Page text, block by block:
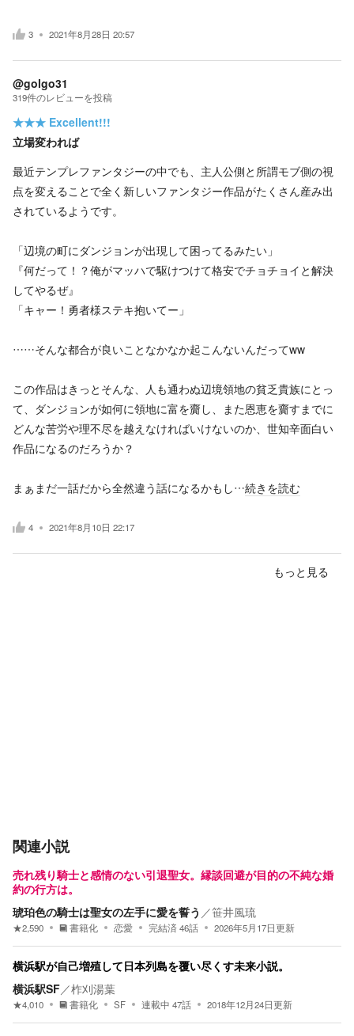
3 2021年8月28日 20:57
@golgo31
319件のレビューを投稿
★★★ Excellent!!!
立場変われば
最近テンプレファンタジーの中でも、主人公側と所謂モブ側の視
点を変えることで全く新しいファンタジー作品がたくさん産み出
されているようです。
「辺境の町にダンジョンが出現して困ってるみたい」
『何だって！？俺がマッハで駆けつけて格安でチョチョイと解決
してやるぜ』
「キャー！勇者様ステキ抱いてー」
……そんな都合が良いことなかなか起こんないんだってww
この作品はきっとそんな、人も通わぬ辺境領地の貧乏貴族にとっ
て、ダンジョンが如何に領地に富を齎し、また恩恵を齎すまでに
どんな苦労や理不尽を越えなければいけないのか、世知辛面白い
作品になるのだろうか？
まぁまだ一話だから全然違う話になるかもし…続きを読む
4 2021年8月10日 22:17
もっと見る
関連小説
売れ残り騎士と感情のない引退聖女。縁談回避が目的の不純な婚
約の行方は。
琥珀色の騎士は聖女の左手に愛を誓う ／笹井風琉
★2,590 書籍化 恋愛 完結済 46話 2026年5月17日更新
横浜駅が自己増殖して日本列島を覆い尽くす未来小説。
横浜駅SF／柞刈湯葉
★4,010 書籍化 SF 連載中 47話 2018年12月24日更新